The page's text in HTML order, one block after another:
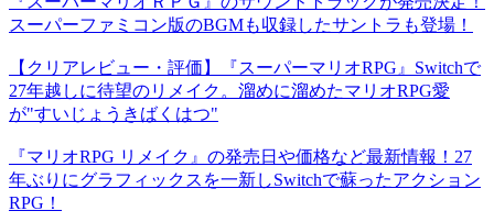
スーパーファミコン版のBGMも収録したサントラも登場！
【クリアレビュー・評価】『スーパーマリオRPG』Switchで
27年越しに待望のリメイク。溜めに溜めたマリオRPG愛
が"すいじょうきばくはつ"
『マリオRPG リメイク』の発売日や価格など最新情報！27
年ぶりにグラフィックスを一新しSwitchで蘇ったアクション
RPG！